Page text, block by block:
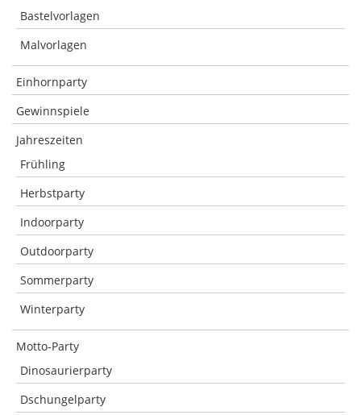
Bastelvorlagen
Malvorlagen
Einhornparty
Gewinnspiele
Jahreszeiten
Frühling
Herbstparty
Indoorparty
Outdoorparty
Sommerparty
Winterparty
Motto-Party
Dinosaurierparty
Dschungelparty